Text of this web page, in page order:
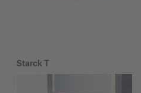
Starck T